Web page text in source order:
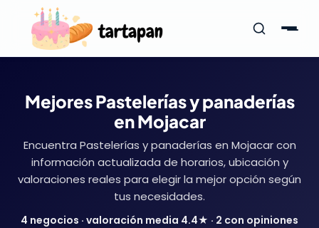
Mejores Pastelerías y panaderías
en Mojacar
Encuentra Pastelerías y panaderías en Mojacar con
información actualizada de horarios, ubicación y
valoraciones reales para elegir la mejor opción según
tus necesidades.
4 negocios · valoración media 4.4★ · 2 con opiniones